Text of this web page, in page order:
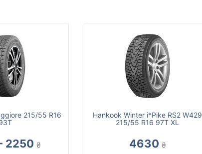
215/55 R16
2250 ₴
Hankook Winter i*Pike RS2 W429
215/55 R16 97T XL
4630 ₴